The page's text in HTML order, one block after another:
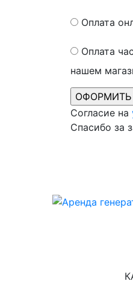
Оплата
Оплата
нашем
Согласие на
Спасибо за